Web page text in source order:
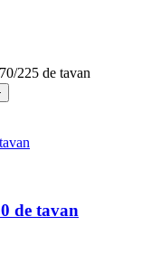
225 de tavan
de tavan